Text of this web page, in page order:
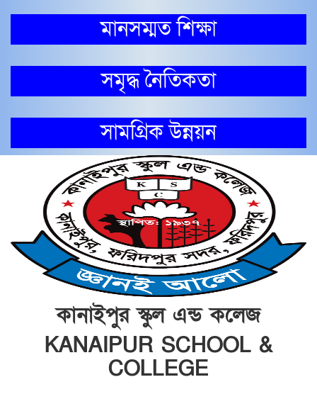
মানসম্মত শিক্ষা
সমৃদ্ধ নৈতিকতা
সামগ্রিক উন্নয়ন
কানাইপুর স্কুল এন্ড কলেজ
KANAIPUR SCHOOL &
COLLEGE